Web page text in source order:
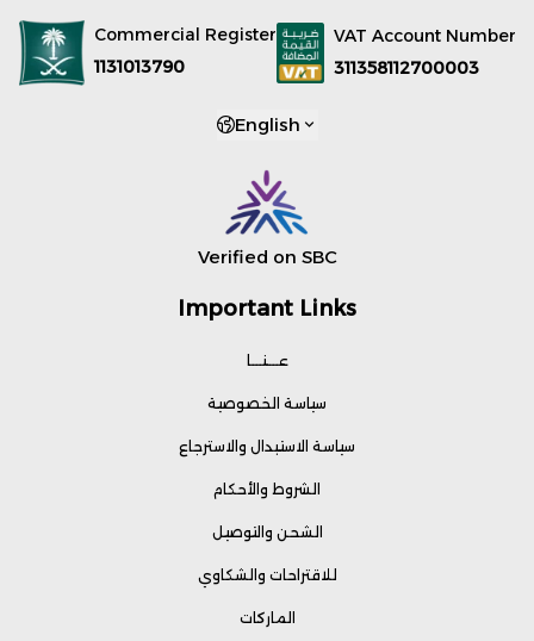
Important Links
عـــنـــا
سياسة الخصوصية
سياسة الاستبدال والاسترجاع
الشروط والأحكام
الشحن والتوصيل
للاقتراحات والشكاوي
الماركات
Commercial Register
1131013790
VAT Account Number
311358112700003
English
Verified on SBC